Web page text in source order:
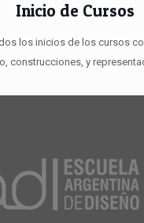
Inicio de Cursos
los inicios de los cursos
construcciones, y